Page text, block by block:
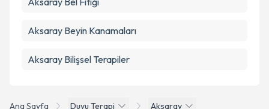
Ana Sayfa Duyu Terapi Aksaray
Aksaray Beyin Kanamaları
Aksaray Bilişsel Terapiler